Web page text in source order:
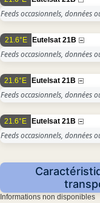
Feeds occasionnels, données
21.6°E Eutelsat 21B
Feeds occasionnels, données
21.6°E Eutelsat 21B
Feeds occasionnels, données
21.6°E Eutelsat 21B
Feeds occasionnels, données
Informations non disponibles